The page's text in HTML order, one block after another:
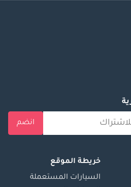
انضم
خريطة الموقع
السيارات المستعملة